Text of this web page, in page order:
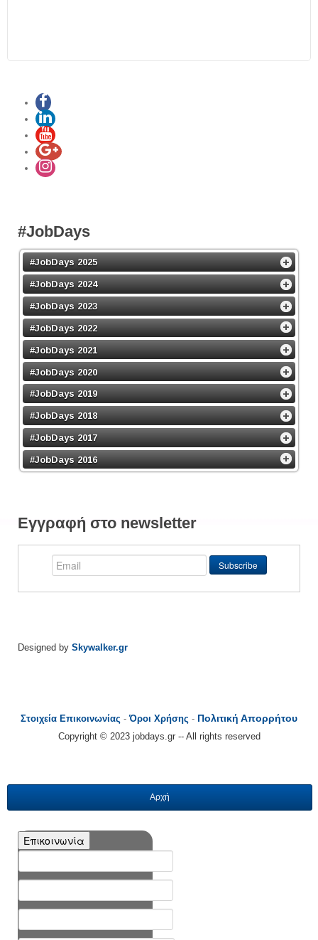
#JobDays
#JobDays 2025
#JobDays 2024
#JobDays 2023
#JobDays 2022
#JobDays 2021
#JobDays 2020
#JobDays 2019
#JobDays 2018
#JobDays 2017
#JobDays 2016
Εγγραφή στο newsletter
Designed by Skywalker.gr
Στοιχεία Επικοινωνίας -Όροι Χρήσης - Πολιτική Απορρήτου
Copyright © 2023 jobdays.gr -- All rights reserved
Αρχή